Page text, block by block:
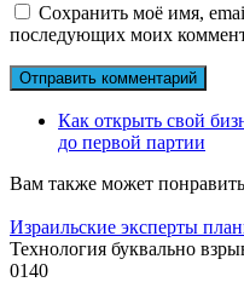
Сохранить моё имя,
последующих моих
Как открыть свой
до первой партии
Вам также может
Израильские эксперты
Технология буквально
0140